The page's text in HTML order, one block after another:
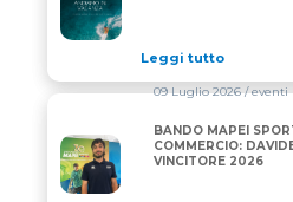
Leggi tutto
BANDO MAPEI SPORT E
09 Luglio 2026/ eventi
BANDO MAPEI
COMMERCIO:
VINCITORE 2026